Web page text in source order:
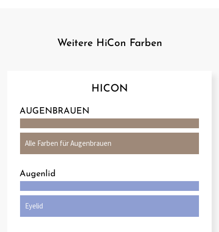
Weitere HiCon Farben
HICON
AUGENBRAUEN
Alle Farben für Augenbrauen
Augenlid
Eyelid